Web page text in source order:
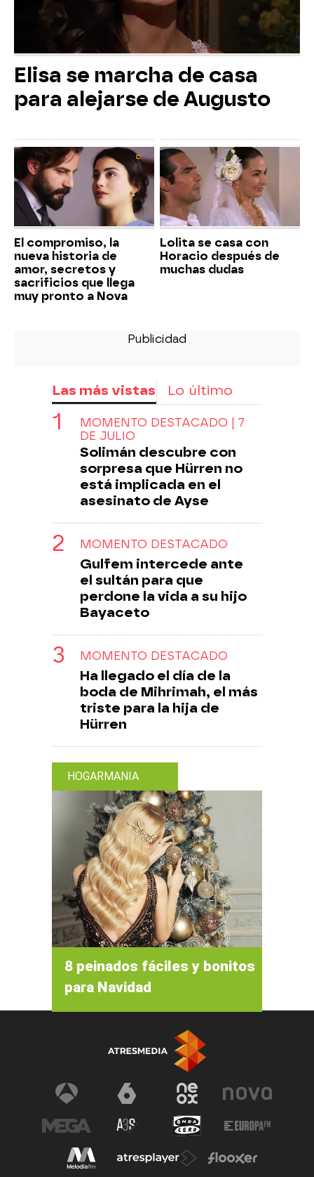
Elisa se marcha de casa
para alejarse de Augusto
El compromiso, la
nueva historia de
amor, secretos y
sacrificios que llega
muy pronto a Nova
Lolita se casa con
Horacio después de
muchas dudas
Las más vistas Lo último
MOMENTO DESTACADO | 7
DE JULIO
Solimán descubre con
sorpresa que Hürren no
está implicada en el
asesinato de Ayse
MOMENTO DESTACADO
Gulfem intercede ante
el sultán para que
perdone la vida a su hijo
Bayaceto
MOMENTO DESTACADO
Ha llegado el día de la
boda de Mihrimah, el más
triste para la hija de
Hürren
HOGARMANIA
8 peinados fáciles y bonitos
para Navidad